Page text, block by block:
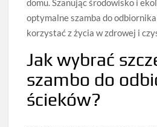
domu. Szanując środowisko i
optymalne szamba do
korzystać z życia w zdrowej i
Jak wybrać
szambo do
ścieków?